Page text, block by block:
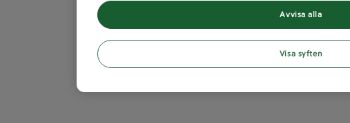
Avvisa alla
Visa syften